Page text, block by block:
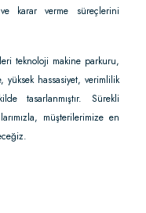
karar verme süreçlerini
teknoloji makine parkuru,
yüksek hassasiyet, verimlilik
tasarlanmıştır. Sürekli
müşterilerimize en